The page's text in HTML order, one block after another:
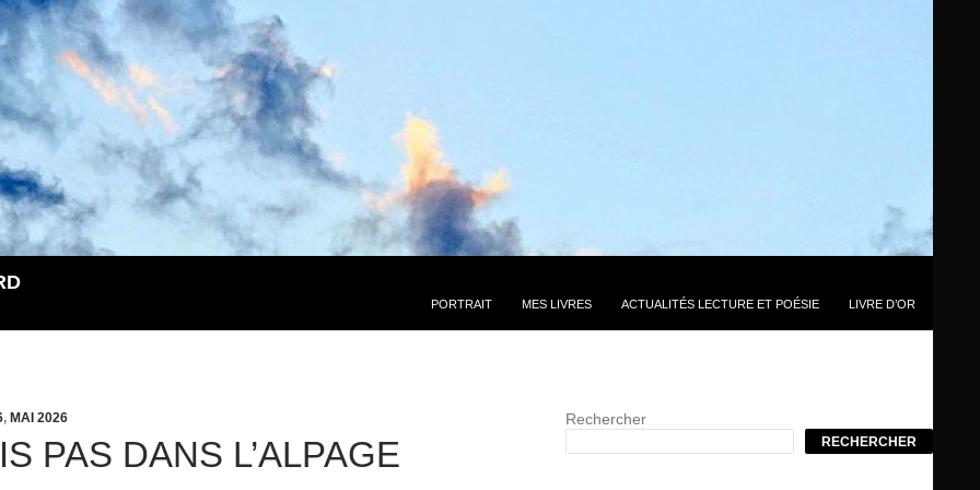
PORTRAIT MES LIVRES ACTUALITÉS LECTURE ET POÉSIE LIVRE D’OR
, MAI 2026
PAS DANS L’ALPAGE
Rechercher
RECHERCHER